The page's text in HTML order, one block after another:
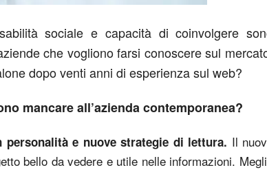
sociale e capacità di coinvolgere
che vogliono farsi conoscere sul
dopo venti anni di esperienza sul web?
mancare all’azienda contemporanea?
e nuove strategie di lettura. Il
bello da vedere e utile nelle informazioni.